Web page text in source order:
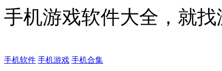
手机游戏软件大全，就
手机软件 手机游戏 手机合集